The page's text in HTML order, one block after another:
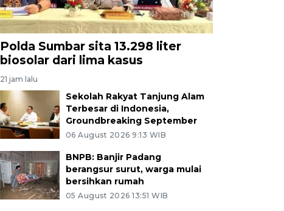
Polda Sumbar sita 13.298 liter
biosolar dari lima kasus
21 jam lalu
Sekolah Rakyat Tanjung Alam
Terbesar di Indonesia,
Groundbreaking September
06 August 2026 9:13 WIB
BNPB: Banjir Padang
berangsur surut, warga mulai
bersihkan rumah
05 August 2026 13:51 WIB